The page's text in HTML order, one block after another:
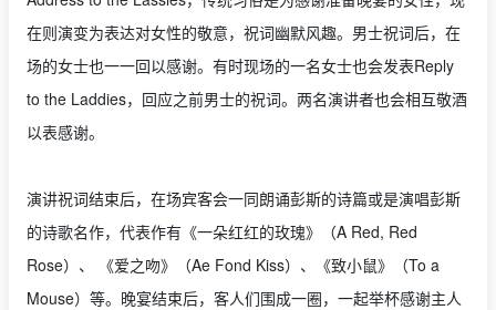
在则演变为表达对女性的敬意，祝词幽默风趣。男士祝词后，在
场的女士也一一回以感谢。有时现场的一名女士也会发表Reply
to the Laddies，回应之前男士的祝词。两名演讲者也会相互敬酒
以表感谢。
演讲祝词结束后，在场宾客会一同朗诵彭斯的诗篇或是演唱彭斯
的诗歌名作，代表作有《一朵红红的玫瑰》（A Red, Red
Rose）、 《爱之吻》（Ae Fond Kiss）、《致小鼠》（To a
Mouse）等。晚宴结束后，客人们围成一圈，一起举杯感谢主人